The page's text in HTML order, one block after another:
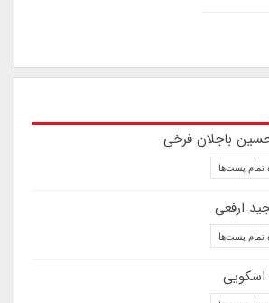
باجلان فرخی
پست‌ها
ارفعی
پست‌ها